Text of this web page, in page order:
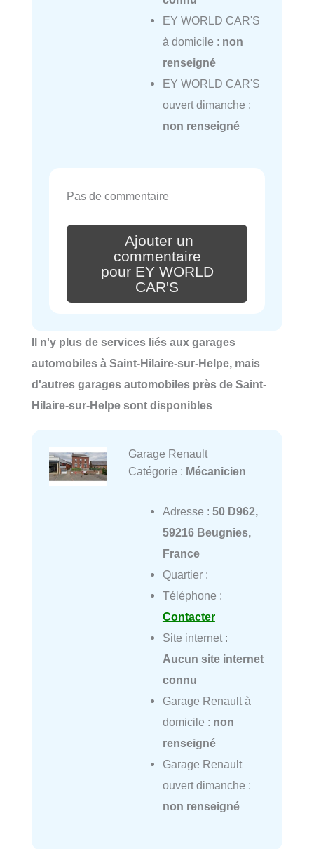
EY WORLD CAR'S
à domicile : non
renseigné
EY WORLD CAR'S
ouvert dimanche :
non renseigné
Pas de commentaire
Ajouter un
commentaire
pour EY WORLD
CAR'S
Il n'y plus de services liés aux garages
automobiles à Saint-Hilaire-sur-Helpe, mais
d'autres garages automobiles près de Saint-
Hilaire-sur-Helpe sont disponibles
Garage Renault
Catégorie : Mécanicien
Adresse : 50 D962,
59216 Beugnies,
France
Quartier :
Téléphone :
Contacter
Site internet :
Aucun site internet
connu
Garage Renault à
domicile : non
renseigné
Garage Renault
ouvert dimanche :
non renseigné